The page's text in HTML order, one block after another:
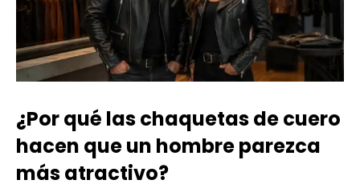
¿Por qué las chaquetas de cuero
hacen que un hombre parezca
más atractivo?